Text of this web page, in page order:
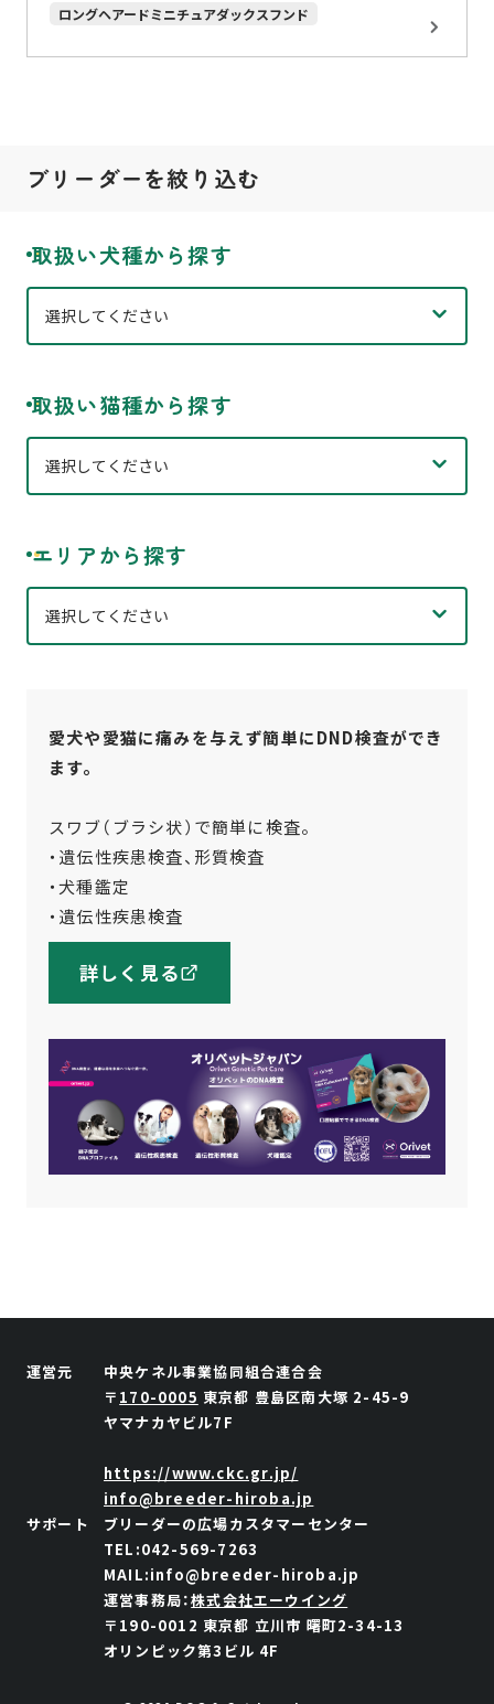
ロングヘアードミニチュアダックスフンド
ブリーダーを絞り込む
取扱い犬種から探す
取扱い猫種から探す
エリアから探す
愛犬や愛猫に痛みを与えず簡単にDND検査ができ
ます。
スワブ（ブラシ状）で簡単に検査。
・遺伝性疾患検査、形質検査
・犬種鑑定
・遺伝性疾患検査
詳しく見る
運営元
中央ケネル事業協同組合連合会
〒 170-0005 東京都 豊島区南大塚 2-45-9
ヤマナカヤビル7F
https://www.ckc.gr.jp/
info@breeder-hiroba.jp
サポート
ブリーダーの広場カスタマーセンター
TEL:042-569-7263
MAIL:info@breeder-hiroba.jp
運営事務局：株式会社エーウイング
〒190-0012 東京都 立川市 曙町2-34-13
オリンピック第3ビル 4F